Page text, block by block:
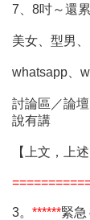
7、8吋～還
美女、型男
whatsapp、
討論區／論
說有講
【上文，上
3。 ******緊急